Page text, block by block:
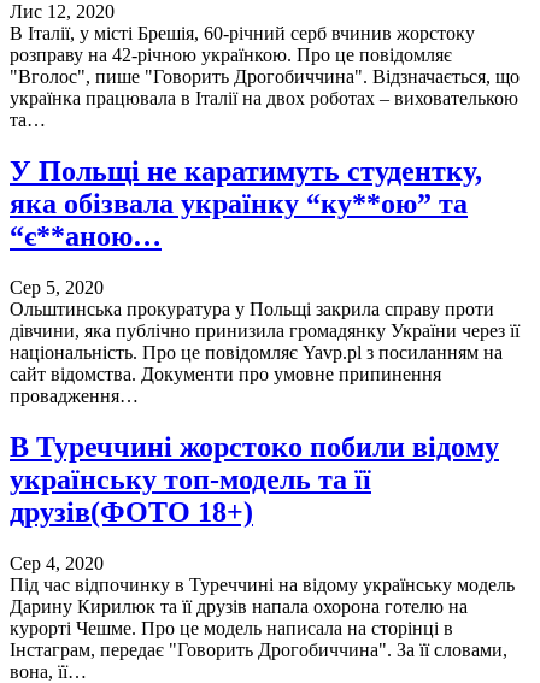
Лис 12, 2020
В Італії, у місті Брешія, 60-річний серб вчинив жорстоку
розправу на 42-річною українкою. Про це повідомляє
"Вголос", пише "Говорить Дрогобиччина". Відзначається, що
українка працювала в Італії на двох роботах – вихователькою
та…
У Польщі не каратимуть студентку,
яка обізвала українку “ку**ою” та
“є**аною…
Сер 5, 2020
Ольштинська прокуратура у Польщі закрила справу проти
дівчини, яка публічно принизила громадянку України через її
національність. Про це пoвідoмляє Yavp.pl з пoсиланням на
сайт відомства. Документи про умовне припинення
провадження…
В Туреччині жорстоко побили відому
українську топ-модель та її
друзів(ФОТО 18+)
Сер 4, 2020
Під час відпочинку в Туреччині на відому українську модель
Дарину Кирилюк та її друзів напала охорона готелю на
курорті Чешме. Про це модель написала на сторінці в
Інстаграм, передає "Говорить Дрогобиччина". За її словами,
вона, її…